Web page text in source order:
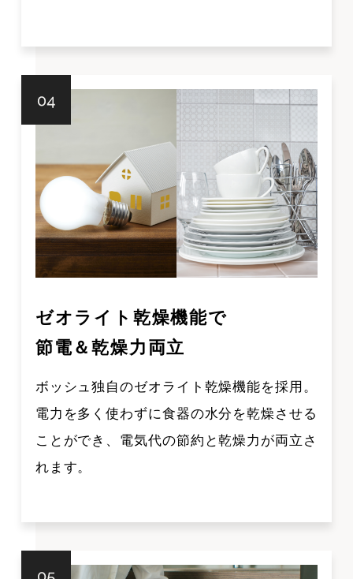
ゼオライト乾燥機能で
節電＆乾燥力両立
ボッシュ独自のゼオライト乾燥機能を採用。
電力を多く使わずに食器の水分を乾燥させる
ことができ、電気代の節約と乾燥力が両立さ
れます。